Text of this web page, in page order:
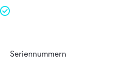
Seriennummern